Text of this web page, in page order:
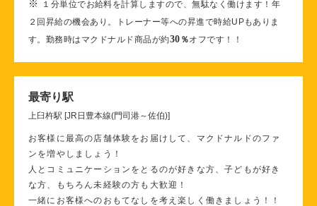
※
１分単位でお給料を計算しますので、無駄なく働けます！年
２回昇給の機会あり。トレーナー等への昇進で時給UPもありま
す。勤務時はマクドナルド商品が約30 ％オフです！！
最寄り駅
上臼杵駅 [JR日豊本線(門司港～佐伯)]
お客様に最高の店舗体験をお届けして、マクドナルドのファ
ンを増やしましょう！
人とコミュニケーションをとるのが好きな方、子どもが好き
な方、もちろん未経験の方も大歓迎！
一緒にお客様へのおもてなしを考え楽しく働きましょう！！